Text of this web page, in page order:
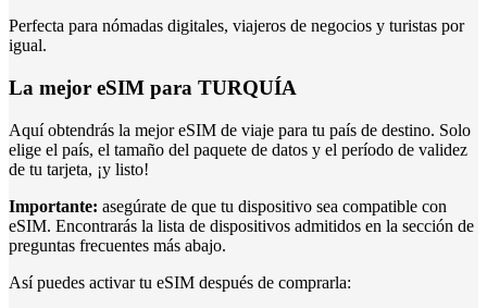
Perfecta para nómadas digitales, viajeros de negocios y turistas por
igual.
La mejor eSIM para TURQUÍA
Aquí obtendrás la mejor eSIM de viaje para tu país de destino. Solo
elige el país, el tamaño del paquete de datos y el período de validez
de tu tarjeta, ¡y listo!
Importante: asegúrate de que tu dispositivo sea compatible con
eSIM. Encontrarás la lista de dispositivos admitidos en la sección de
preguntas frecuentes más abajo.
Así puedes activar tu eSIM después de comprarla: